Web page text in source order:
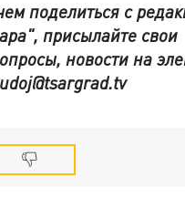
поделиться с
присылайте свои
новости на